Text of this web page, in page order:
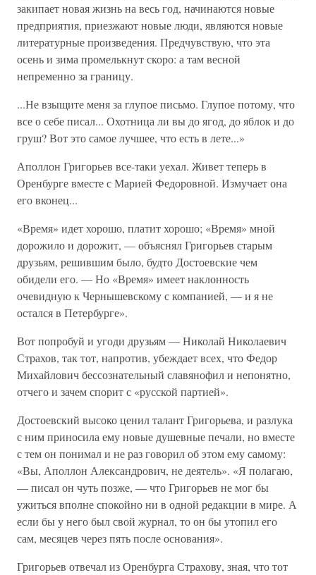
закипает новая жизнь на весь год, начинаются новые
предприятия, приезжают новые люди, являются новые
литературные произведения. Предчувствую, что эта
осень и зима промелькнут скоро: а там весной
непременно за границу.
...Не взыщите меня за глупое письмо. Глупое потому, что
все о себе писал... Охотница ли вы до ягод, до яблок и до
груш? Вот это самое лучшее, что есть в лете...»
Аполлон Григорьев все-таки уехал. Живет теперь в
Оренбурге вместе с Марией Федоровной. Измучает она
его вконец...
«Время» идет хорошо, платит хорошо; «Время» мной
дорожило и дорожит, — объяснял Григорьев старым
друзьям, решившим было, будто Достоевские чем
обидели его. — Но «Время» имеет наклонность
очевидную к Чернышевскому с компанией, — и я не
остался в Петербурге».
Вот попробуй и угоди друзьям — Николай Николаевич
Страхов, так тот, напротив, убеждает всех, что Федор
Михайлович бессознательный славянофил и непонятно,
отчего и зачем спорит с «русской партией».
Достоевский высоко ценил талант Григорьева, и разлука
с ним приносила ему новые душевные печали, но вместе
с тем он понимал и не раз говорил об этом ему самому:
«Вы, Аполлон Александрович, не деятель». «Я полагаю,
— писал он чуть позже, — что Григорьев не мог бы
ужиться вполне спокойно ни в одной редакции в мире. А
если бы у него был свой журнал, то он бы утопил его
сам, месяцев через пять после основания».
Григорьев отвечал из Оренбурга Страхову, зная, что тот